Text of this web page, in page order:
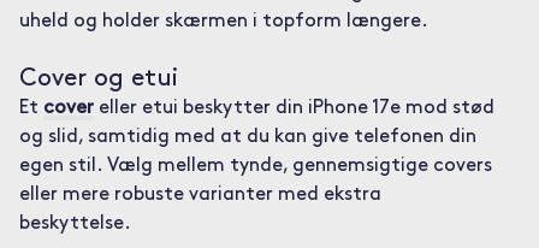
uheld og holder skærmen i topform længere.
Cover og etui
Et covereller etui beskytter din iPhone 17e mod stød
og slid, samtidig med at du kan give telefonen din
egen stil. Vælg mellem tynde, gennemsigtige covers
eller mere robuste varianter med ekstra
beskyttelse.